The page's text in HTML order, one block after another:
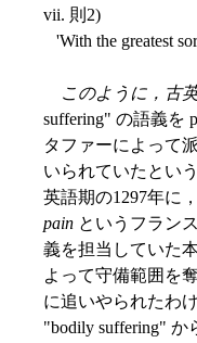
vii. 則2)
'With the greatest
このように，古
suffering" の語義を
タファーによって
いられていたとい
英語期の1297年に
pain というフラン
義を担当していた
よって守備範囲を
に追いやられたわ
"bodily suffering" か